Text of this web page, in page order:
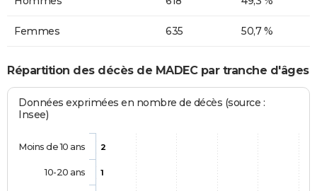
Femmes 635 50,7 %
Répartition des décès de MADEC par tranche d'âges
Données exprimées en nombre de décès (source :
Insee)
2
1
Moins de 10 ans
10-20 ans